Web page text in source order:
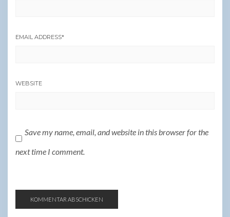
EMAIL ADDRESS*
WEBSITE
Save my name, email, and website in this browser for the
next time I comment.